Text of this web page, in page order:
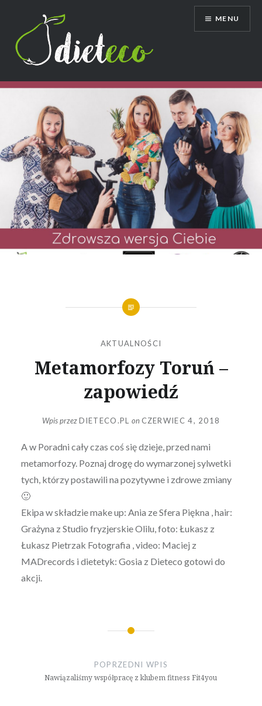
treści
Dietetyk Bydgoszcz Toruń, poradnia
dietetyczna, dietetyk dziecięcy
MENU
AKTUALNOŚCI
Metamorfozy Toruń –
zapowiedź
Wpis przezDIETECO.PL on CZERWIEC 4, 2018
A w Poradni cały czas coś się dzieje, przed nami
metamorfozy. Poznaj drogę do wymarzonej sylwetki
tych, którzy postawili na pozytywne i zdrowe zmiany
🙂
Ekipa w składzie make up: Ania ze Sfera Piękna , hair:
Grażyna z Studio fryzjerskie Olilu, foto: Łukasz z
Łukasz Pietrzak Fotografia , video: Maciej z
MADrecords i dietetyk: Gosia z Dieteco gotowi do
akcji.
POPRZEDNI WPIS
Nawiązaliśmy współpracę z klubem fitness Fit4you